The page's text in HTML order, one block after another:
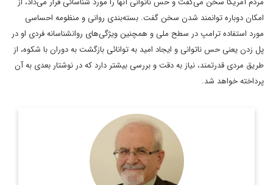
امکان دوباره توانمند شدن سخن گفت. بسته‌بندی روانی و منظومه احساسی
مورد استفاده ترامپ در سطح ملی و همچنین ویژگی‌های روانشناسانه فردی او در
پل زدن یعنی حس ناتوانی و ایجاد امید به توانائی بازگشت به دوران با شکوه، از
طریق مردی قدرتمند، نیاز به دقت و بررسی بیشتر دارد که در نوشتار بعدی به آن
پرداخته خواهد شد.
رئیس پیشین مرکز مطالعات سیاسی و بین‌المللی وزارت امور
خارجه، دیپلمات ایرانی، استاد تمام در رشته روابط بین‌الملل و عضو
هیئت علمی دانشکده روابط بین‌الملل وزارت امور خارجه است.